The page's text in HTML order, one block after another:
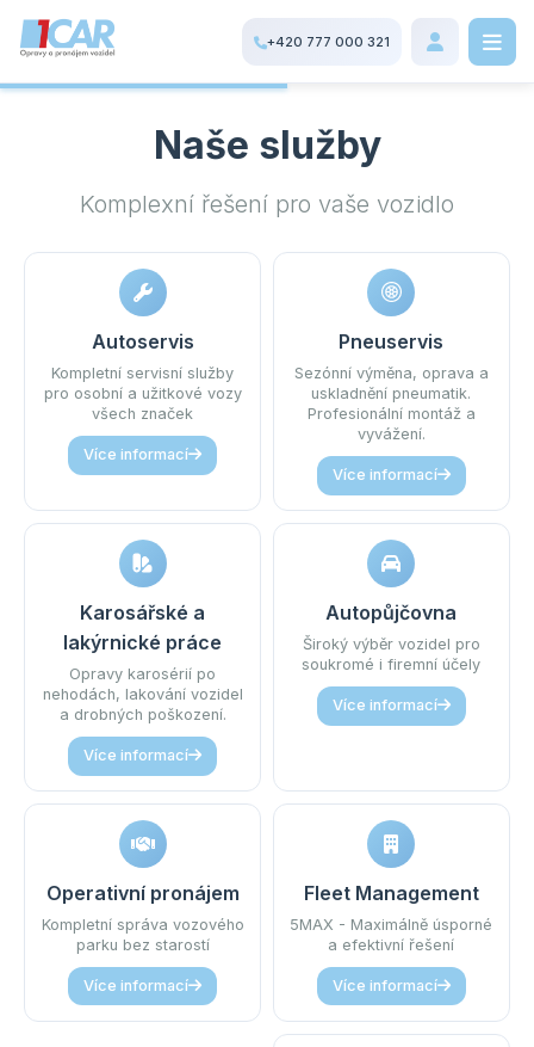
+420 777 000 321
Naše služby
Komplexní řešení pro vaše vozidlo
Autoservis
Kompletní servisní služby
pro osobní a užitkové vozy
všech značek
Více informací
Pneuservis
Sezónní výměna, oprava a
uskladnění pneumatik.
Profesionální montáž a
vyvážení.
Více informací
Karosářské a
lakýrnické práce
Opravy karosérií po
nehodách, lakování vozidel
a drobných poškození.
Více informací
Autopůjčovna
Široký výběr vozidel pro
soukromé i firemní účely
Více informací
Operativní pronájem
Kompletní správa vozového
parku bez starostí
Více informací
Fleet Management
5MAX - Maximálně úsporné
a efektivní řešení
Více informací